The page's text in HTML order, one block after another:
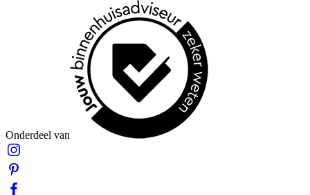
Onderdeel van